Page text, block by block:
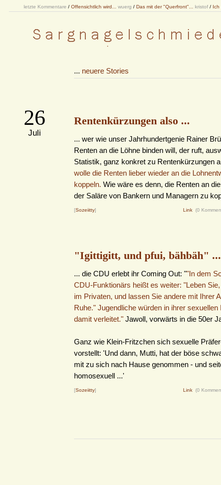
letzte Kommentare / Offensichtlich wird... wuerg / Das mit der "Querfront"... kristof / Ich
... neuere Stories
26
Juli
Rentenkürzungen also ...
... wer wie unser Jahrhundertgenie Rainer
Renten an die Löhne binden will, der ruft,
Statistik, ganz konkret zu Rentenkürzungen
wolle die Renten lieber wieder an die
koppeln. Wie wäre es denn, die Renten an
der Saläre von Bankern und Managern zu
[Sozeiitty] Link (0
"Igittigitt, und pfui, bähbäh" ...
... die CDU erlebt ihr Coming Out: ""In dem
CDU-Funktionärs heißt es weiter: "Leben
im Privaten, und lassen Sie andere mit Ihrer
Ruhe." Jugendliche würden in ihrer sexuellen
damit verleitet." Jawoll, vorwärts in die 50er
Ganz wie Klein-Fritzchen sich sexuelle
vorstellt: 'Und dann, Mutti, hat der böse
mit zu sich nach Hause genommen - und
homosexuell ...'
[Sozeiitty] Link (0